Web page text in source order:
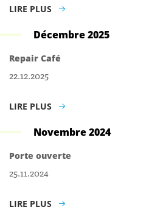
LIRE PLUS
Décembre 2025
Repair Café
22.12.2025
LIRE PLUS
Novembre 2024
Porte ouverte
25.11.2024
LIRE PLUS